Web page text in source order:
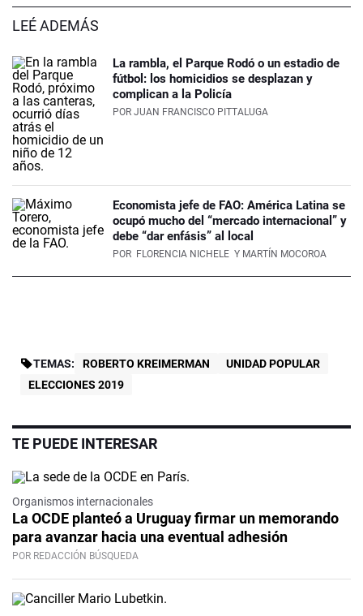
LEÉ ADEMÁS
La rambla, el Parque Rodó o un estadio de
fútbol: los homicidios se desplazan y
complican a la Policía
POR JUAN FRANCISCO PITTALUGA
Economista jefe de FAO: América Latina se
ocupó mucho del “mercado internacional” y
debe “dar enfásis” al local
POR FLORENCIA NICHELE Y MARTÍN MOCOROA
TEMAS: ROBERTO KREIMERMAN
UNIDAD POPULAR
ELECCIONES 2019
TE PUEDE INTERESAR
Organismos internacionales
La OCDE planteó a Uruguay firmar un memorando
para avanzar hacia una eventual adhesión
POR REDACCIÓN BÚSQUEDA